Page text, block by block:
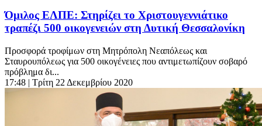
Όμιλος ΕΛΠΕ: Στηρίζει το Χριστουγεννιάτικο
τραπέζι 500 οικογενειών στη Δυτική Θεσσαλονίκη
Προσφορά τροφίμων στη Μητρόπολη Νεαπόλεως και
Σταυρουπόλεως για 500 οικογένειες που αντιμετωπίζουν σοβαρό
πρόβλημα δι...
17:48 | Τρίτη 22 Δεκεμβρίου 2020